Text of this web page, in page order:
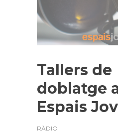
Tallers de
doblatge
Espais
RÀDIO